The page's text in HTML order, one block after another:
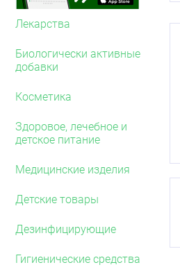
Лекарства
Биологически активные
добавки
Косметика
Здоровое, лечебное и
детское питание
Медицинские изделия
Детские товары
Дезинфицирующие
Гигиенические средства